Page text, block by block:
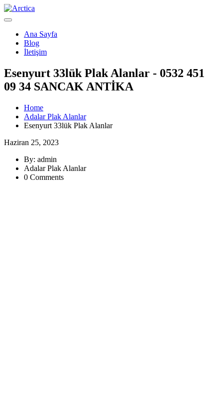
Ana Sayfa
Blog
İletişim
Esenyurt 33lük Plak Alanlar - 0532 451
09 34 SANCAK ANTİKA
Home
Adalar Plak Alanlar
Esenyurt 33lük Plak Alanlar
Haziran 25, 2023
By: admin
Adalar Plak Alanlar
0 Comments